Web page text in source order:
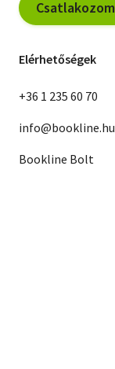
Csatlakozom
Elérhetőségek
+36 1 235 60 70
info@bookline.hu
Bookline Bolt